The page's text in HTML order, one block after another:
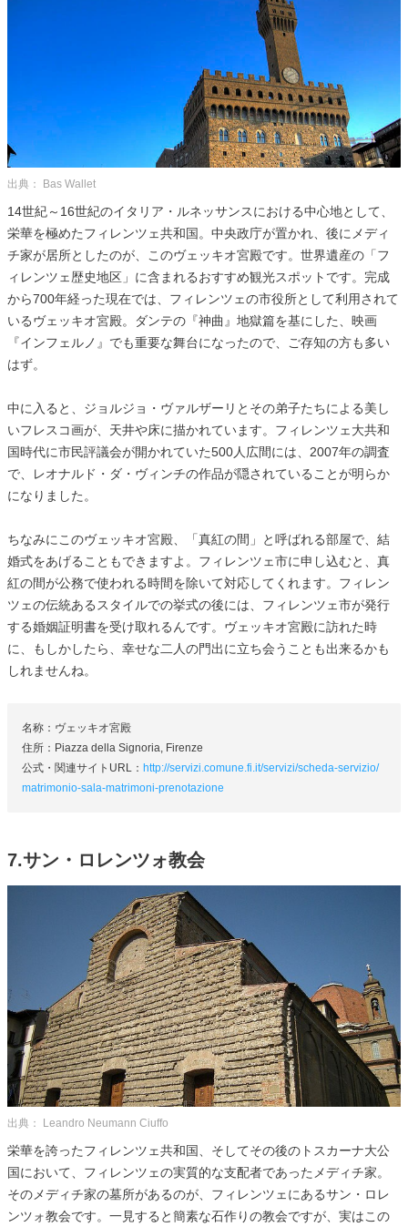
出典： Bas Wallet
14世紀～16世紀のイタリア・ルネッサンスにおける中心地として、
栄華を極めたフィレンツェ共和国。中央政庁が置かれ、後にメディ
チ家が居所としたのが、このヴェッキオ宮殿です。世界遺産の「フ
ィレンツェ歴史地区」に含まれるおすすめ観光スポットです。完成
から700年経った現在では、フィレンツェの市役所として利用されて
いるヴェッキオ宮殿。ダンテの『神曲』地獄篇を基にした、映画
『インフェルノ』でも重要な舞台になったので、ご存知の方も多い
はず。
中に入ると、ジョルジョ・ヴァルザーリとその弟子たちによる美し
いフレスコ画が、天井や床に描かれています。フィレンツェ大共和
国時代に市民評議会が開かれていた500人広間には、2007年の調査
で、レオナルド・ダ・ヴィンチの作品が隠されていることが明らか
になりました。
ちなみにこのヴェッキオ宮殿、「真紅の間」と呼ばれる部屋で、結
婚式をあげることもできますよ。フィレンツェ市に申し込むと、真
紅の間が公務で使われる時間を除いて対応してくれます。フィレン
ツェの伝統あるスタイルでの挙式の後には、フィレンツェ市が発行
する婚姻証明書を受け取れるんです。ヴェッキオ宮殿に訪れた時
に、もしかしたら、幸せな二人の門出に立ち会うことも出来るかも
しれませんね。
名称：ヴェッキオ宮殿
住所：Piazza della Signoria, Firenze
公式・関連サイトURL： http://servizi.comune.fi.it/servizi/scheda-servizio/
matrimonio-sala-matrimoni-prenotazione
7.サン・ロレンツォ教会
出典： Leandro Neumann Ciuffo
栄華を誇ったフィレンツェ共和国、そしてその後のトスカーナ大公
国において、フィレンツェの実質的な支配者であったメディチ家。
そのメディチ家の墓所があるのが、フィレンツェにあるサン・ロレ
ンツォ教会です。一見すると簡素な石作りの教会ですが、実はこの